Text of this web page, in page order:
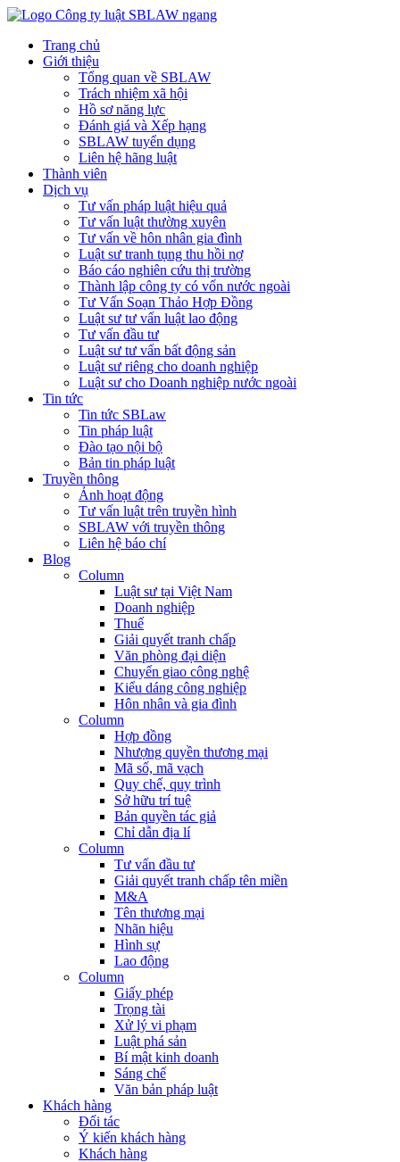
Trang chủ
Giới thiệu
Tổng quan về SBLAW
Trách nhiệm xã hội
Hồ sơ năng lực
Đánh giá và Xếp hạng
SBLAW tuyển dụng
Liên hệ hãng luật
Thành viên
Dịch vụ
Tư vấn pháp luật hiệu quả
Tư vấn luật thường xuyên
Tư vấn về hôn nhân gia đình
Luật sư tranh tụng thu hồi nợ
Báo cáo nghiên cứu thị trường
Thành lập công ty có vốn nước ngoài
Tư Vấn Soạn Thảo Hợp Đồng
Luật sư tư vấn luật lao động
Tư vấn đầu tư
Luật sư tư vấn bất động sản
Luật sư riêng cho doanh nghiệp
Luật sư cho Doanh nghiệp nước ngoài
Tin tức
Tin tức SBLaw
Tin pháp luật
Đào tạo nội bộ
Bản tin pháp luật
Truyền thông
Ảnh hoạt động
Tư vấn luật trên truyền hình
SBLAW với truyền thông
Liên hệ báo chí
Blog
Column
Luật sư tại Việt Nam
Doanh nghiệp
Thuế
Giải quyết tranh chấp
Văn phòng đại diện
Chuyển giao công nghệ
Kiểu dáng công nghiệp
Hôn nhân và gia đình
Column
Hợp đồng
Nhượng quyền thương mại
Mã số, mã vạch
Quy chế, quy trình
Sở hữu trí tuệ
Bản quyền tác giả
Chỉ dẫn địa lí
Column
Tư vấn đầu tư
Giải quyết tranh chấp tên miền
M&A
Tên thương mại
Nhãn hiệu
Hình sự
Lao động
Column
Giấy phép
Trọng tài
Xử lý vi phạm
Luật phá sản
Bí mật kinh doanh
Sáng chế
Văn bản pháp luật
Khách hàng
Đối tác
Ý kiến khách hàng
Khách hàng